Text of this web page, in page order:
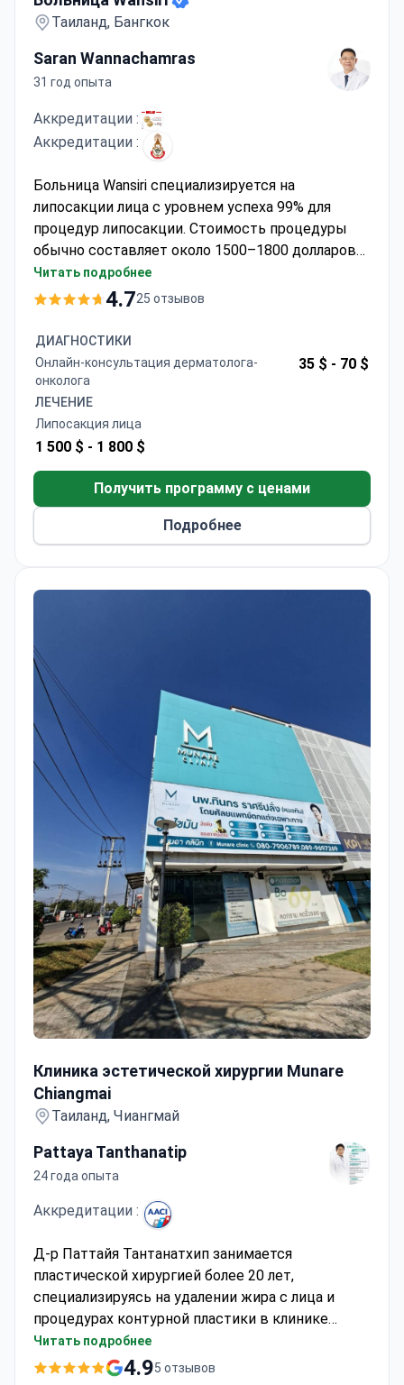
Таиланд, Бангкок
Saran Wannachamras
31 год опыта
Аккредитации :
Аккредитации :
Больница Wansiri специализируется на
липосакции лица с уровнем успеха 99% для
процедур липосакции. Стоимость процедуры
обычно составляет около 1500–1800 долларов
США. Доктор Саран Ванначамрас, имеющий
более 31 год опыта опыта, возглавляет команду
Школе Восточной Вирджинии, США. Он является
членом Общества пластических эстетических
хирургов Таиланда и Королевского колледжа
хирургов.
Читать подробнее
4.725 отзывов
ДИАГНОСТИКИ
Онлайн-консультация дерматолога-
онколога
35 $ - 70 $
ЛЕЧЕНИЕ
Липосакция лица
1 500 $ - 1 800 $
Получить программу с ценами
Подробнее
Клиника эстетической хирургии Munare
Chiangmai
Таиланд, Чиангмай
Pattaya Tanthanatip
24 года опыта
Аккредитации :
Д-р Паттайя Тантанатхип занимается
пластической хирургией более 20 лет,
специализируясь на удалении жира с лица и
процедурах контурной пластики в клинике
Munare. Его опыт включает ринопластику,
лифтинг губ и удаление комков Биша для
Читать подробнее
4.95 отзывов